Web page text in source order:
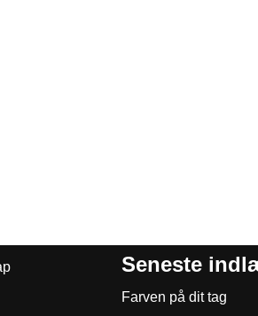
Seneste
Farven på dit tag